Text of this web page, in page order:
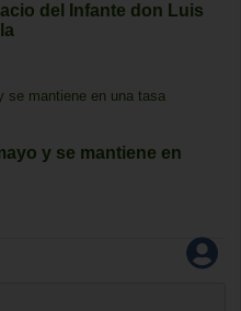
del Infante don Luis
y se mantiene en